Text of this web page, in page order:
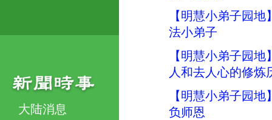
大陆消息
【明慧小弟子园
法小弟子
【明慧小弟子园
人和去人心的修炼
【明慧小弟子园
负师恩